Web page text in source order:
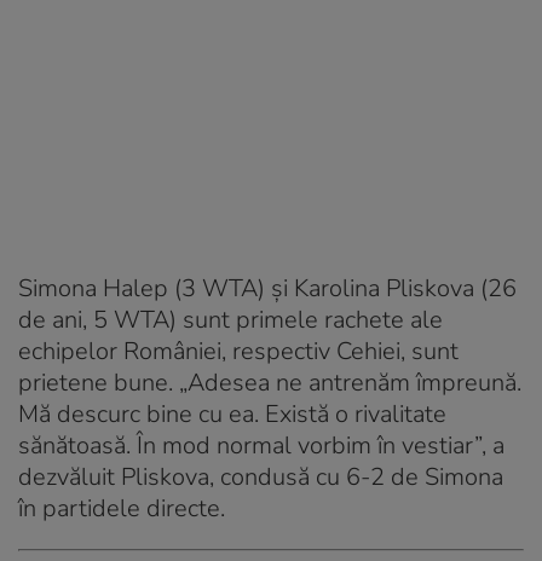
Simona Halep (3 WTA) și Karolina Pliskova (26
de ani, 5 WTA) sunt primele rachete ale
echipelor României, respectiv Cehiei, sunt
prietene bune. „Adesea ne antrenăm împreună.
Mă descurc bine cu ea. Există o rivalitate
sănătoasă. În mod normal vorbim în vestiar”, a
dezvăluit Pliskova, condusă cu 6-2 de Simona
în partidele directe.